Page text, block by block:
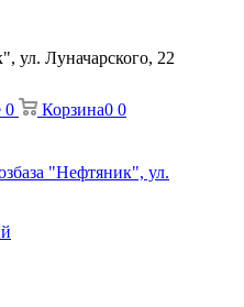
ул. Луначарского, 22
0 Корзина0 0
"Нефтяник", ул.